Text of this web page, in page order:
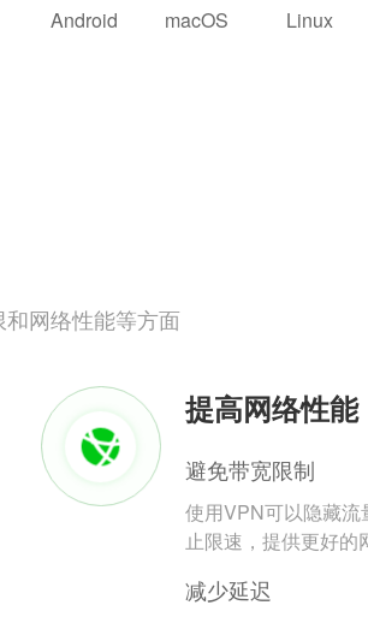
Android macOS Linux
网络性能等方面
提高网络性能
避免带宽限制
使用VPN可以隐藏流
止限速，提供更好的
减少延迟